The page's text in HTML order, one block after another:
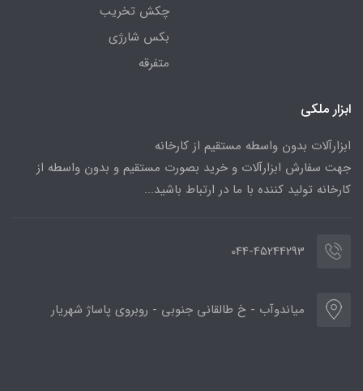
چکش تخریب
بکس شارژی
متفرقه
ابزار ملکی
ابزارآلات بدون واسطه مستقیم از کارخانه
جهت سفارش ابزارآلات و خرید بصورت مستقیم و بدون واسطه از
کارخانه تولید کننده با ما در ارتباط باشید...
044-45244293
میاندوآب - خ طالقانی جنوبی - روبروی پاساژ شهریار